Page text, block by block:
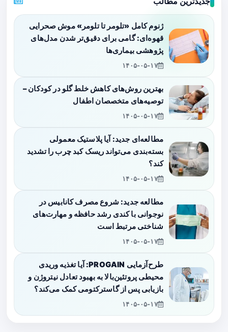
ژنوم کامل «تلومر تا تلومر» موش صحرایی
قهوه‌ای: گامی برای دقیق‌تر شدن مدل‌های
پژوهشی بیماری‌ها
۱۴۰۵-۰۵-۱۷
بهترین روش‌های کاهش خلط گلو در کودکان –
توصیه‌های متخصصان اطفال
۱۴۰۵-۰۵-۱۷
مطالعه‌ای جدید: آیا پلاستیک معمولی
بسته‌بندی می‌تواند ریسک کبد چرب را تشدید
کند؟
۱۴۰۵-۰۵-۱۷
مطالعه جدید: شروع مصرف کانابیس در
نوجوانی با کندی رشد حافظه و مهارت‌های
شناختی مرتبط است
۱۴۰۵-۰۵-۱۷
طرح‌آزمایی PROGAIN: آیا تغذیه وریدی
محیطی پروتئین‌بالا به بهبود تعادل نیتروژن و
بازیابی پس از گاسترکتومی کمک می‌کند؟
۱۴۰۵-۰۵-۱۷